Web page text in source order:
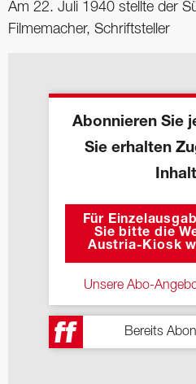
Am 22. Juli 1940 stellte der
Filmemacher, Schriftsteller
Abonnieren Sie
Sie erhalten
Für
Sie bitte die
Austria-Kiosk
Unsere Abo-
Bereits